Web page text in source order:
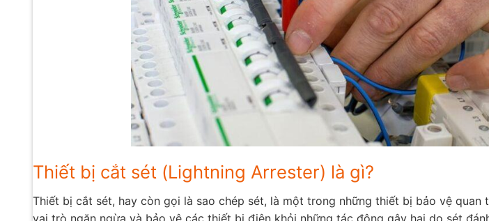
Thiết bị cắt sét (Lightning Arrester) là gì?
Thiết bị cắt sét, hay còn gọi là sao chép sét, là một trong những thiết bị bảo vệ quan